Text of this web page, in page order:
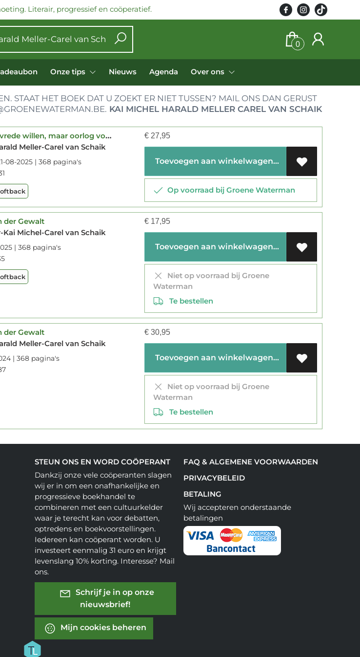
Literair, progressief en coöperatief.
0
Onze tips Nieuws Agenda Over ons
STAAT HET BOEK DAT U ZOEKT ER NIET TUSSEN? MAIL ONS DAN GERUST
KAI MICHEL HARALD MELLER CAREL VAN SCHAIK
Waarom we vrede willen, maar oorlog voeren
Meller-Carel van Schaik
08-2025 | 368 pagina's
€ 27,95
Toevoegen aan winkelwagen
Op voorraad bij Groene Waterman
der Gewalt
Kai Michel-Carel van Schaik
| 368 pagina's
€ 17,95
Toevoegen aan winkelwagen
Niet op voorraad bij Groene
Waterman
Te bestellen
der Gewalt
Meller-Carel van Schaik
| 368 pagina's
€ 30,95
Toevoegen aan winkelwagen
Niet op voorraad bij Groene
Waterman
Te bestellen
STEUN ONS EN WORD COÖPERANT
Dankzij onze vele coöperanten slagen
wij er in om een onafhankelijke en
progressieve boekhandel te
combineren met een cultuurkelder
waar je terecht kan voor debatten,
optredens en boekvoorstellingen.
Iedereen kan coöperant worden. U
investeert eenmalig 31 euro en krijgt
levenslang 10% korting. Interesse? Mail
ons.
Schrijf je in op onze
nieuwsbrief!
Mijn cookies beheren
FAQ & ALGEMENE VOORWAARDEN
PRIVACYBELEID
BETALING
Wij accepteren onderstaande
betalingen